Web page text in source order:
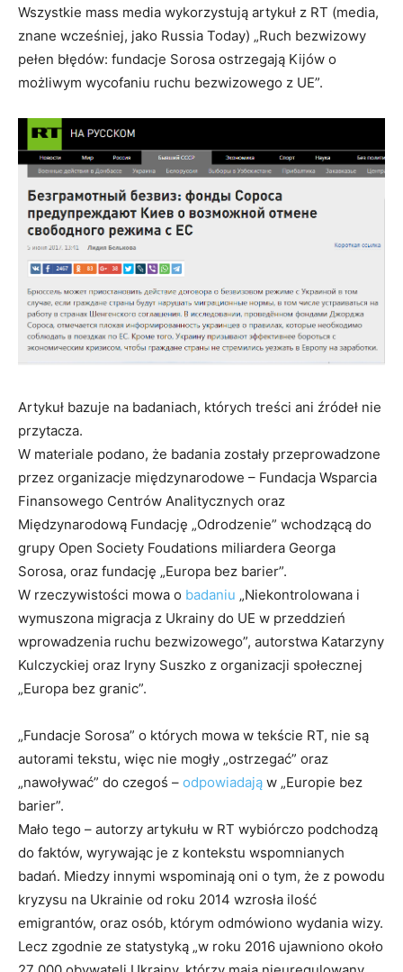
Wszystkie mass media wykorzystują artykuł z RT (media,
znane wcześniej, jako Russia Today) „Ruch bezwizowy
pełen błędów: fundacje Sorosa ostrzegają Kijów o
możliwym wycofaniu ruchu bezwizowego z UE”.
Artykuł bazuje na badaniach, których treści ani źródeł nie
przytacza.
W materiale podano, że badania zostały przeprowadzone
przez organizacje międzynarodowe – Fundacja Wsparcia
Finansowego Centrów Analitycznych oraz
Międzynarodową Fundację „Odrodzenie” wchodzącą do
grupy Open Society Foudations miliardera Georga
Sorosa, oraz fundację „Europa bez barier”.
W rzeczywistości mowa o badaniu „Niekontrolowana i
wymuszona migracja z Ukrainy do UE w przeddzień
wprowadzenia ruchu bezwizowego”, autorstwa Katarzyny
Kulczyckiej oraz Iryny Suszko z organizacji społecznej
„Europa bez granic”.
„Fundacje Sorosa” o których mowa w tekście RT, nie są
autorami tekstu, więc nie mogły „ostrzegać” oraz
„nawoływać” do czegoś – odpowiadają w „Europie bez
barier”.
Mało tego – autorzy artykułu w RT wybiórczo podchodzą
do faktów, wyrywając je z kontekstu wspomnianych
badań. Miedzy innymi wspominają oni o tym, że z powodu
kryzysu na Ukrainie od roku 2014 wzrosła ilość
emigrantów, oraz osób, którym odmówiono wydania wizy.
Lecz zgodnie ze statystyką „w roku 2016 ujawniono około